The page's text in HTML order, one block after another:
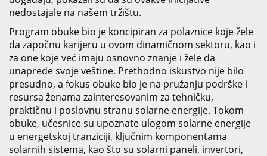
nedostajale na našem tržištu.
Program obuke bio je koncipiran za polaznice koje žele
da započnu karijeru u ovom dinamičnom sektoru, kao i
za one koje već imaju osnovno znanje i žele da
unaprede svoje veštine. Prethodno iskustvo nije bilo
presudno, a fokus obuke bio je na pružanju podrške i
resursa ženama zainteresovanim za tehničku,
praktičnu i poslovnu stranu solarne energije. Tokom
obuke, učesnice su upoznate ulogom solarne energije
u energetskoj tranziciji, ključnim komponentama
solarnih sistema, kao što su solarni paneli, invertori,